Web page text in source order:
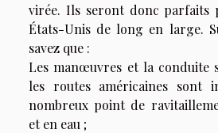
virée. Ils seront donc parfaits
États-Unis de long en large.
savez que :
Les manœuvres et la conduite
les routes américaines sont
nombreux point de
et en eau ;